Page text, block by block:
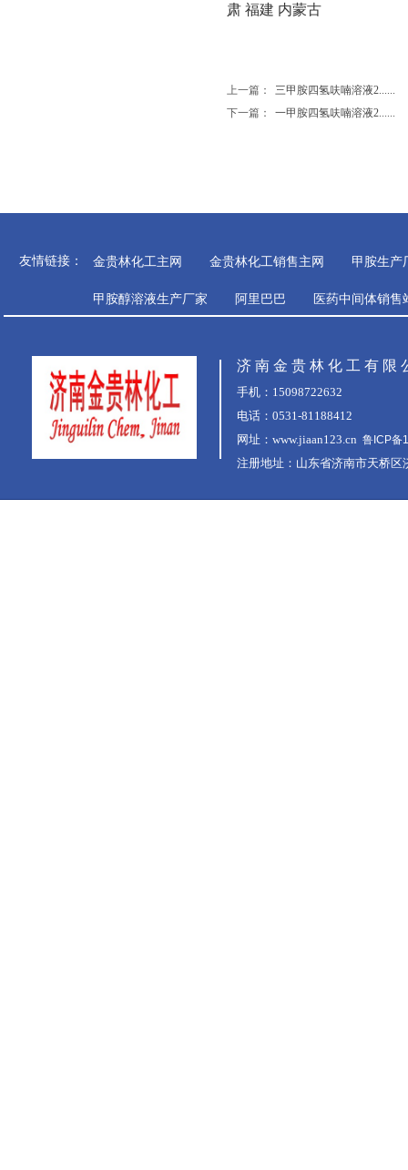
肃 福建 内蒙古
上一篇：
三甲胺四氢呋喃溶液2......
下一篇：
一甲胺四氢呋喃溶液2......
济 南 金 贵 林 化 工 有 限
手机：15098722632
电话：0531-81188412
​网址： www.jiaan123.cn 鲁ICP备
注册地址：山东省济南市天桥
金贵林化工主网 金贵林化工销售主网 甲胺生产
甲胺醇溶液生产厂家 阿里巴巴 医药中间体销售
​​​​​​友情链接：